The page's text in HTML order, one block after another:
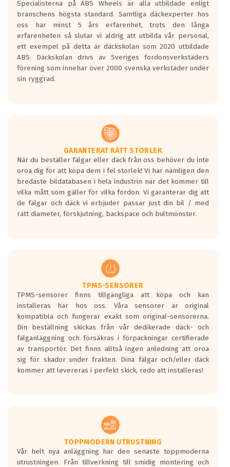
längsta.
Inga D eller G betyg delas ut för
personbilar och lätta lastbilar.
Betyget sätts efter ett test där däcken
skall bromsa in på en väg där det ligger
0.5-1.5 mm vatten.
I 80km/h kommer skillnaden på
Vid körning i över 50km/h brukar
rullmotståndets ljud överträffa
motorljudet.
På däckmärkningen kommer det finnas
en symbol av ett däck med vågar. Hög
bullernivå markeras med svarta vågor
medans de vita vågorna påvisar om det är
ett tyst däck.
regelverket som introduceras år 2016.
Ett däck med två svarta vågor är redan
godkända för år 2016 nya regelverk.
Ett däck med en svart våg kommer vara
minst tre decibel tystare än det
regelverk som börjar gälla 2016.
Specialisterna på ABS Wheels är alla utbildade enligt
branschens högsta standard. Samtliga däckexperter hos
oss har minst 5 års erfarenhet, trots den långa
erfarenheten så slutar vi aldrig att utbilda vår personal,
ett exempel på detta är däckskolan som 2020 utbildade
ABS. Däckskolan drivs av Sveriges fordonsverkstäders
förening som innehar över 2000 svenska verkstäder under
sin ryggrad.
GARANTERAT RÄTT STORLEK
När du beställer fälgar eller däck från oss behöver du inte
oroa dig för att köpa dem i fel storlek! Vi har nämligen den
bredaste bildatabasen i hela industrin när det kommer till
vilka mått som gäller för vilka fordon. Vi garanterar dig att
de fälgar och däck vi erbjuder passar just din bil / med
rätt diameter, förskjutning, backspace och bultmönster.
TPMS-SENSORER
TPMS-sensorer finns tillgängliga att köpa och kan
installeras här hos oss. Våra sensorer är original
kompatibla och fungerar exakt som original-sensorerna.
Din beställning skickas från vår dedikerade däck- och
fälganläggning och försäkras i förpackningar certifierade
av transportör. Det finns alltså ingen anledning att oroa
sig för skador under frakten. Dina fälgar och/eller däck
kommer att levereras i perfekt skick, redo att installeras!
TOPPMODERN UTRUSTNING
Vår helt nya anläggning har den senaste toppmoderna
utrustningen. Från tillverkning till smidig montering och